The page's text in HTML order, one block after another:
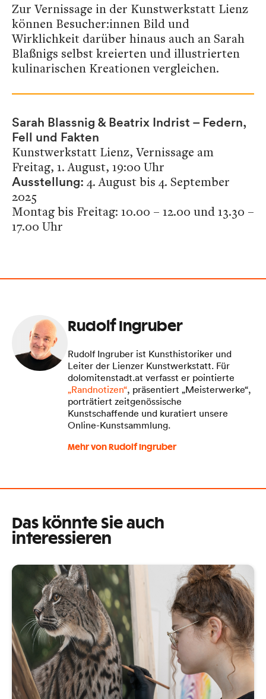
Zur Vernissage in der Kunstwerkstatt Lienz
können Besucher:innen Bild und
Wirklichkeit darüber hinaus auch an Sarah
Blaßnigs selbst kreierten und illustrierten
kulinarischen Kreationen vergleichen.
Sarah Blassnig & Beatrix Indrist – Federn,
Fell und Fakten
Kunstwerkstatt Lienz, Vernissage am
Freitag, 1. August, 19:00 Uhr
Ausstellung: 4. August bis 4. September
2025
Montag bis Freitag: 10.00 – 12.00 und 13.30 –
17.00 Uhr
Rudolf Ingruber
Rudolf Ingruber ist Kunsthistoriker und
Leiter der Lienzer Kunstwerkstatt. Für
dolomitenstadt.at verfasst er pointierte
„Randnotizen“, präsentiert „Meisterwerke“,
porträtiert zeitgenössische
Kunstschaffende und kuratiert unsere
Online-Kunstsammlung.
Mehr von Rudolf Ingruber
Das könnte Sie auch
interessieren